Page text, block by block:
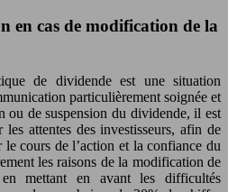
en cas de modification de la
de dividende est une situation
particulièrement soignée et
ou de suspension du dividende, il est
attentes des investisseurs, afin de
cours de l’action et la confiance du
les raisons de la modification de
mettant en avant les difficultés